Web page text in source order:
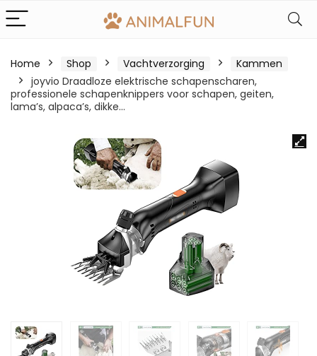
Home Shop Vachtverzorging
Kammen
joyvio Draadloze elektrische schapenscharen,
professionele schapenknippers voor schapen, geiten,
lama’s, alpaca’s, dikke…